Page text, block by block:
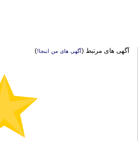
آگهی های مرتبط (آگهی های من اینجا!)